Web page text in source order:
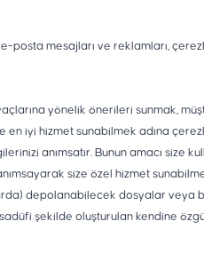
posta mesajları ve reklamları,
yönelik önerileri sunmak,
en iyi hizmet sunabilmek adına
anımsatır. Bunun amacı size
size özel hizmet
depolanabilecek dosyalar veya
şekilde oluşturulan kendine